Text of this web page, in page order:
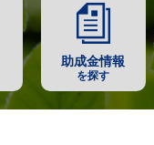
助成金情報
を探す